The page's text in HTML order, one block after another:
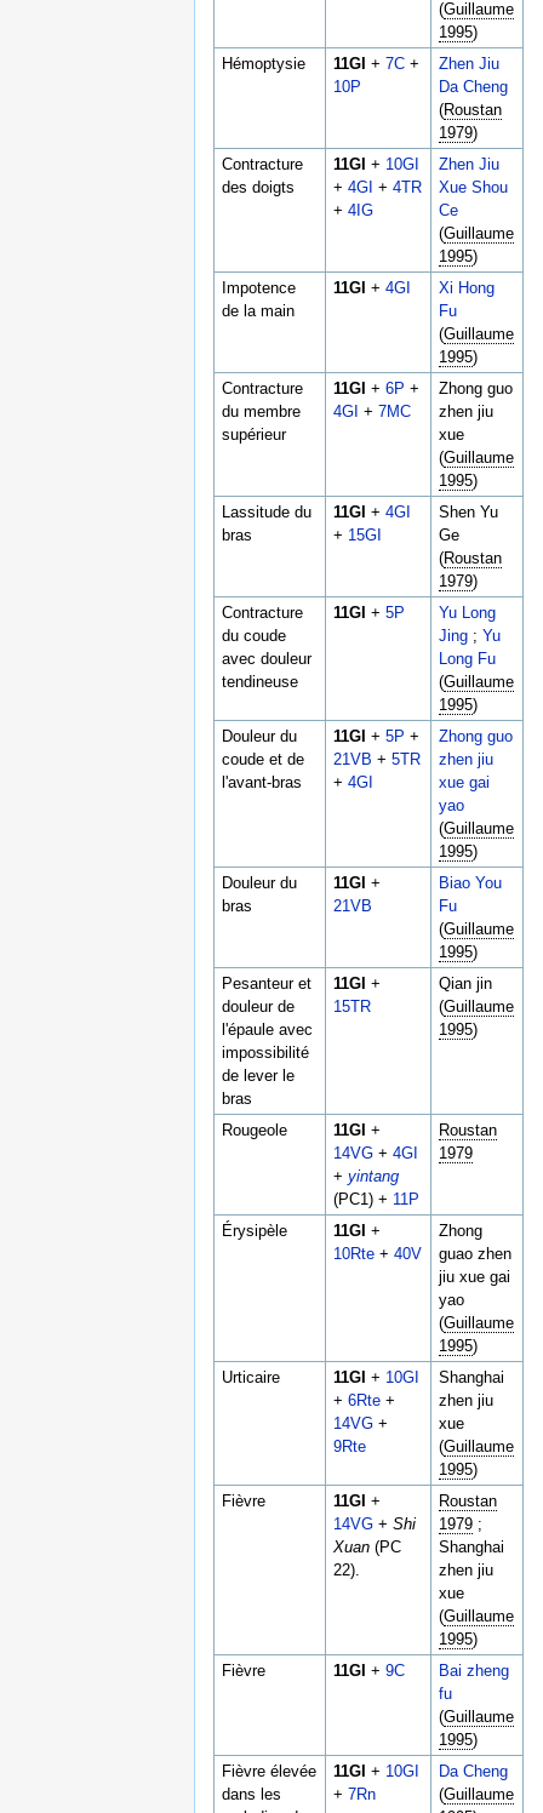
(Guillaume
1995)
Hémoptysie
11GI +7C +
10P
Zhen Jiu
Da Cheng
(Roustan
1979)
Contracture
des doigts
11GI + 10GI
+4GI +4TR
+4IG
Zhen Jiu
Xue Shou
Ce
(Guillaume
1995)
Impotence
de la main
11GI +4GI
Xi Hong
Fu
(Guillaume
1995)
Contracture
du membre
supérieur
11GI +6P +
4GI +7MC
Zhong guo
zhen jiu
xue
(Guillaume
1995)
Lassitude du
bras
11GI +4GI
+ 15GI
Shen Yu
Ge
(Roustan
1979)
Contracture
du coude
avec douleur
tendineuse
11GI +5P
Yu Long
Jing ;Yu
Long Fu
(Guillaume
1995)
Douleur du
coude et de
l'avant-bras
11GI +5P +
21VB +5TR
+4GI
Zhong guo
zhen jiu
xue gai
yao
(Guillaume
1995)
Douleur du
bras
11GI +
21VB
Biao You
Fu
(Guillaume
1995)
Pesanteur et
douleur de
l'épaule avec
impossibilité
de lever le
bras
11GI +
15TR
Qian jin
(Guillaume
1995)
Rougeole 11GI +
14VG +4GI
+yintang
(PC1) + 11P
Roustan
1979
Érysipèle 11GI +
10Rte +40V
Zhong
guao zhen
jiu xue gai
yao
(Guillaume
1995)
Urticaire
11GI + 10GI
+6Rte +
14VG +
9Rte
Shanghai
zhen jiu
xue
(Guillaume
1995)
Fièvre
11GI +
14VG +Shi
Xuan (PC
22).
Roustan
1979 ;
Shanghai
zhen jiu
xue
(Guillaume
1995)
Fièvre
11GI +9C
Bai zheng
fu
(Guillaume
1995)
Fièvre élevée
dans les
11GI + 10GI
+7Rn
Da Cheng
(Guillaume